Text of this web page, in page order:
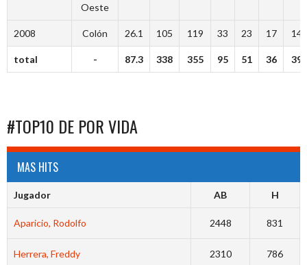
Oeste
2008 Colón 26.1 105 119 33 23 17 14
total - 87.3 338 355 95 51 36 39
#TOP10 DE POR VIDA
MAS HITS
Jugador AB H
Aparicio, Rodolfo 2448 831
Herrera, Freddy 2310 786